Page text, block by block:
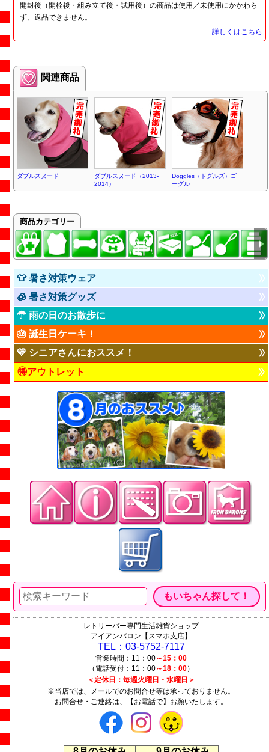
開封後（開栓後・組み立て後・試用後）の商品は使用／未使用にかかわら
ず、返品できません。
詳しくはこちら
関連商品
ダブルスヌード
ダブルスヌード（2013-
2014）
Doggles（ドグルズ）ゴ
ーグル
商品カテゴリー
👕 暑さ対策ウェア
🧊 暑さ対策グッズ
☂ 雨の日のお散歩に
🎂 誕生日ケーキ！
💛 シニアさんにおススメ！
🉐アウトレット
レトリーバー専門生活雑貨ショップ
アイアンバロン【スマホ支店】
TEL：03-5752-7117
営業時間：11：00～15：00
（電話受付：11：00～18：00）
＜定休日：毎週火曜日・水曜日＞
※当店では、メールでのお問合せ等は承っておりません。
お問合せ・ご連絡は、【お電話で】お願いたします。